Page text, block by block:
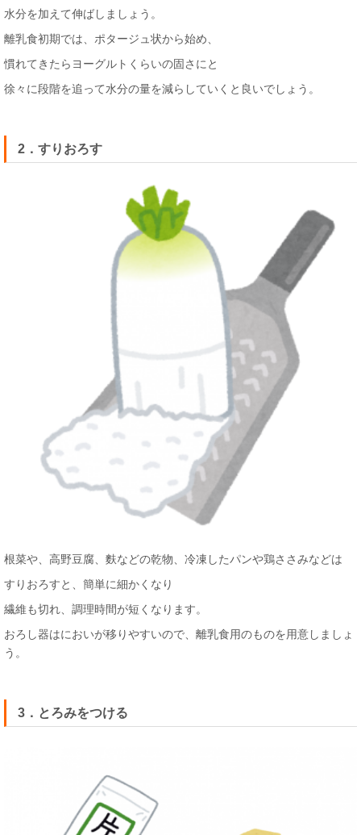
水分を加えて伸ばしましょう。
離乳食初期では、ポタージュ状から始め、
慣れてきたらヨーグルトくらいの固さにと
徐々に段階を追って水分の量を減らしていくと良いでしょう。
2．すりおろす
根菜や、高野豆腐、麩などの乾物、冷凍したパンや鶏ささみなどは
すりおろすと、簡単に細かくなり
繊維も切れ、調理時間が短くなります。
おろし器はにおいが移りやすいので、離乳食用のものを用意しましょ
う。
3．とろみをつける